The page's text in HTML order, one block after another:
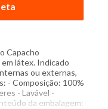
Capacho
látex. Indicado
ou externas,
- Composição: 100%
- Lavável -
da embalagem: